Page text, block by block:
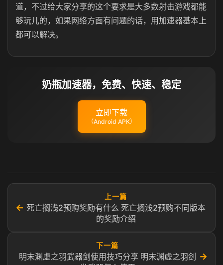
道，不过给大家分享的这个要求是大多数射击游戏都能
够玩儿的，如果网络方面有问题的话，用加速器基本上
都可以解决。
奶瓶加速器，免费、快速、稳定
立即下载
（Android APK）
←
上一篇
死亡搁浅2预购奖励有什么 死亡搁浅2预购不同版本
的奖励介绍
下一篇
明末渊虚之羽武器剑使用技巧分享 明末渊虚之羽剑 →